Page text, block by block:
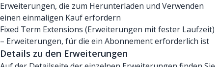
Erweiterungen, die zum Herunterladen und Verwenden
einen einmaligen Kauf erfordern
Fixed Term Extensions (Erweiterungen mit fester Laufzeit)
– Erweiterungen, für die ein Abonnement erforderlich ist
Details zu den Erweiterungen